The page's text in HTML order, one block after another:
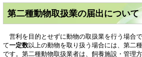
第二種動物取扱業の届出について
営利を目的とせずに動物の取扱業を行う場合
て一定数以上の動物を取り扱う場合には、第二
です。第二種動物取扱業者は、飼養施設・管理